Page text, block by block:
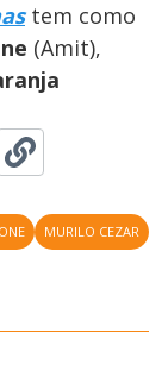
tem como
(Amit),
MURILO CEZAR